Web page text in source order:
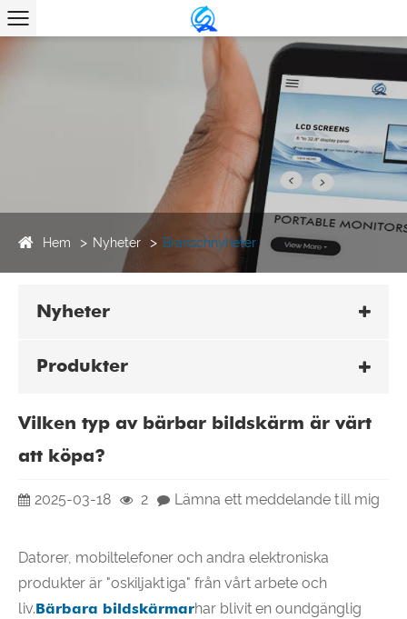
Hem Nyheter Branschnyheter
Nyheter
Produkter
Vilken typ av bärbar bildskärm är värt
att köpa?
2025-03-18 2 Lämna ett meddelande till mig
Datorer, mobiltelefoner och andra elektroniska
produkter är "oskiljaktiga" från vårt arbete och
liv.Bärbara bildskärmarhar blivit en oundgänglig